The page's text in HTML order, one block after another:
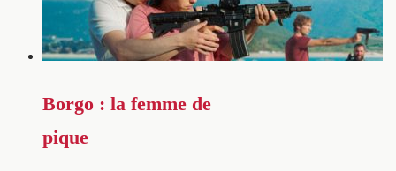
Borgo : la femme de
pique